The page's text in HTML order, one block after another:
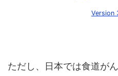
Version
ただし、日本では食道が